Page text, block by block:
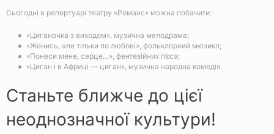
Сьогодні в репертуарі театру «Романс» можна побачити:
«Циганочка з виходом», музична мелодрама;
«Женись, але тільки по любові», фольклорний мюзикл;
«Понеси мене, серце…», фентезійних п’єса;
«Циган і в Африці — циган», музична народна комедія.
Станьте ближче до цієї
неоднозначної культури!